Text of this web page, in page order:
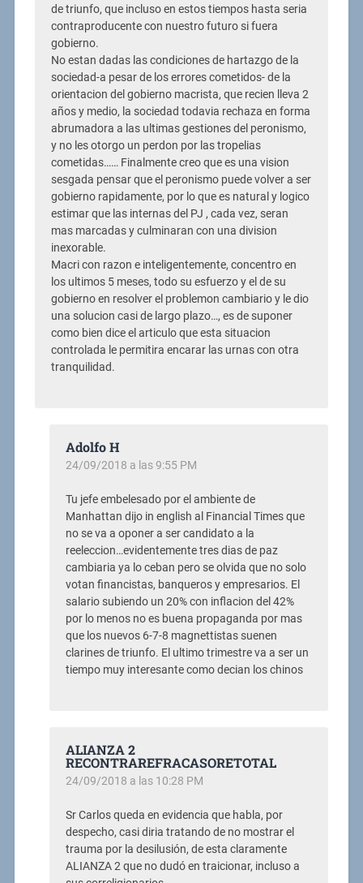
de triunfo, que incluso en estos tiempos hasta seria
contraproducente con nuestro futuro si fuera
gobierno.
No estan dadas las condiciones de hartazgo de la
sociedad-a pesar de los errores cometidos- de la
orientacion del gobierno macrista, que recien lleva 2
años y medio, la sociedad todavia rechaza en forma
abrumadora a las ultimas gestiones del peronismo,
y no les otorgo un perdon por las tropelias
cometidas…… Finalmente creo que es una vision
sesgada pensar que el peronismo puede volver a ser
gobierno rapidamente, por lo que es natural y logico
estimar que las internas del PJ , cada vez, seran
mas marcadas y culminaran con una division
inexorable.
Macri con razon e inteligentemente, concentro en
los ultimos 5 meses, todo su esfuerzo y el de su
gobierno en resolver el problemon cambiario y le dio
una solucion casi de largo plazo…, es de suponer
como bien dice el articulo que esta situacion
controlada le permitira encarar las urnas con otra
tranquilidad.
Adolfo H
24/09/2018 a las 9:55 PM
Tu jefe embelesado por el ambiente de
Manhattan dijo in english al Financial Times que
no se va a oponer a ser candidato a la
reeleccion…evidentemente tres dias de paz
cambiaria ya lo ceban pero se olvida que no solo
votan financistas, banqueros y empresarios. El
salario subiendo un 20% con inflacion del 42%
por lo menos no es buena propaganda por mas
que los nuevos 6-7-8 magnettistas suenen
clarines de triunfo. El ultimo trimestre va a ser un
tiempo muy interesante como decian los chinos
ALIANZA 2
RECONTRAREFRACASORETOTAL
24/09/2018 a las 10:28 PM
Sr Carlos queda en evidencia que habla, por
despecho, casi diria tratando de no mostrar el
trauma por la desilusión, de esta claramente
ALIANZA 2 que no dudó en traicionar, incluso a